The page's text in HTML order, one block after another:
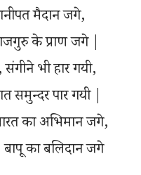
मैदान जगे,
के प्राण जगे |
भी हार गयी,
समुन्दर पार गयी |
का अभिमान जगे,
का बलिदान जगे